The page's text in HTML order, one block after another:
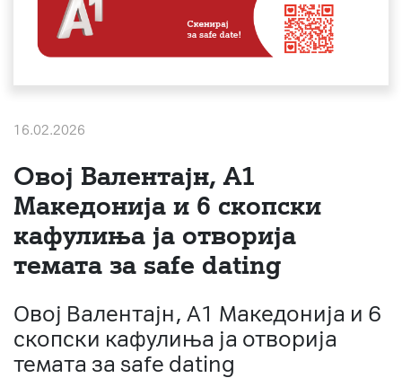
Надополни кредит
Плати сметка
#ПодобарОнлајн
16.02.2026
Овој Валентајн, A1
Македонија и 6 скопски
кафулиња ја отворија
темата за safe dating
Овој Валентајн, A1 Македонија и 6
скопски кафулиња ја отворија
темата за safe dating